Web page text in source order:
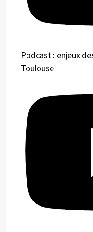
Podcast : enjeux
Toulouse